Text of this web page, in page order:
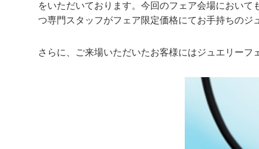
をいただいております。今回のフェア会場におい
つ専門スタッフがフェア限定価格にてお手持ちのジ
さらに、ご来場いただいたお客様にはジュエリーフ